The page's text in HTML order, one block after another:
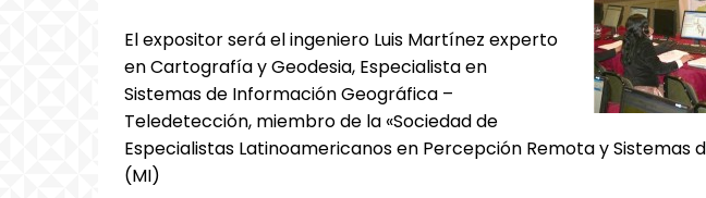
El expositor será el ingeniero Luis Martínez experto
en Cartografía y Geodesia, Especialista en
Sistemas de Información Geográfica –
Teledetección, miembro de la «Sociedad de
Especialistas Latinoamericanos en Percepción Remota y Sistemas
(MI)